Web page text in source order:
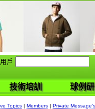
用戶
技術培訓 球例
Topics | Members | Private Message's